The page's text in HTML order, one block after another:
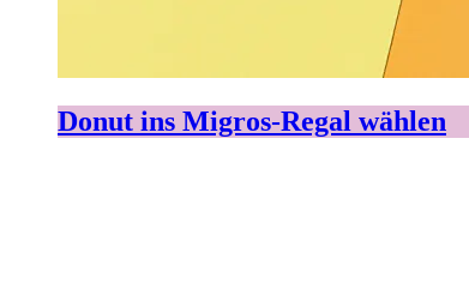
Donut ins Migros-Regal wählen